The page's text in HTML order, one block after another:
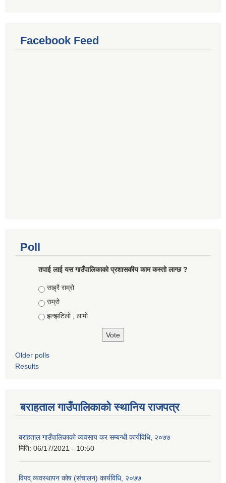
Facebook Feed
Poll
तपाई लाई यस गाउँपालिकाको प्रशासकीय काम कस्तो लाग्छ ?
Choices
साह्रै राम्रो
राम्रो
झन्झटिलो , लामो
Older polls
Results
बराहताल गाउँपालिकाको स्थानिय राजपत्र
बराहताल गाउँपालिकाको व्यवसाय कर सम्बन्धी कार्यविधि, २०७७
मिति: 06/17/2021 - 10:50
विपद् व्यवस्थापन कोष (संचालन) कार्यविधि, २०७७